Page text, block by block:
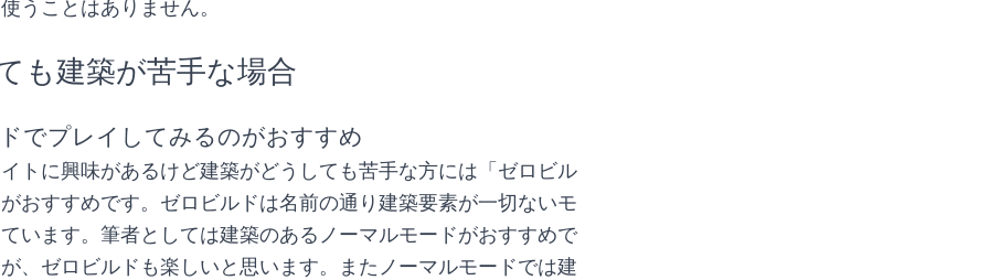
うことはありません。
も建築が苦手な場合
でプレイしてみるのがおすすめ
トに興味があるけど建築がどうしても苦手な方には「ゼロビル
おすすめです。ゼロビルドは名前の通り建築要素が一切ないモ
います。筆者としては建築のあるノーマルモードがおすすめで
、ゼロビルドも楽しいと思います。またノーマルモードでは建